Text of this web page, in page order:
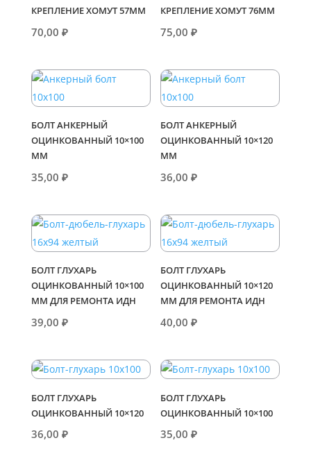
КРЕПЛЕНИЕ ХОМУТ 57ММ
70,00 ₽
КРЕПЛЕНИЕ ХОМУТ 76ММ
75,00₽
БОЛТ АНКЕРНЫЙ
ОЦИНКОВАННЫЙ 10×100
ММ
35,00 ₽
БОЛТ АНКЕРНЫЙ
ОЦИНКОВАННЫЙ 10×120
ММ
36,00₽
БОЛТ ГЛУХАРЬ
ОЦИНКОВАННЫЙ 10×100
ММ ДЛЯ РЕМОНТА ИДН
39,00 ₽
БОЛТ ГЛУХАРЬ
ОЦИНКОВАННЫЙ 10×120
ММ ДЛЯ РЕМОНТА ИДН
40,00₽
БОЛТ ГЛУХАРЬ
ОЦИНКОВАННЫЙ 10×120
36,00 ₽
БОЛТ ГЛУХАРЬ
ОЦИНКОВАННЫЙ 10×100
35,00₽